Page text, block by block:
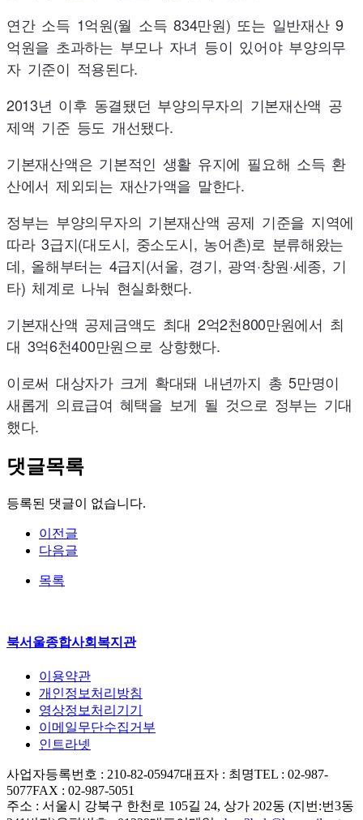
연간 소득 1억원(월 소득834만원) 또는 일반재산 9
억원을 초과하는 부모나 자녀 등이 있어야 부양의무
자 기준이 적용된다.
2013년 이후 동결됐던 부양의무자의 기본재산액 공
제액 기준 등도 개선됐다.
기본재산액은 기본적인 생활 유지에 필요해 소득 환
산에서 제외되는 재산가액을 말한다.
정부는 부양의무자의 기본재산액 공제 기준을 지역에
따라 3급지(대도시, 중소도시, 농어촌)로 분류해왔는
데, 올해부터는 4급지(서울, 경기, 광역·창원·세종, 기
타) 체계로 나눠 현실화했다.
기본재산액 공제금액도 최대 2억2천800만원에서 최
대 3억6천400만원으로 상향했다.
이로써 대상자가 크게 확대돼 내년까지 총 5만명이
새롭게 의료급여 혜택을 보게 될 것으로 정부는 기대
했다.
댓글목록
등록된 댓글이 없습니다.
이전글
다음글
목록
북서울종합사회복지관
이용약관
개인정보처리방침
영상정보처리기기
이메일무단수집거부
인트라넷
사업자등록번호 : 210-82-05947대표자 : 최명TEL : 02-987-
5077FAX : 02-987-5051
주소 : 서울시 강북구 한천로 105길 24, 상가 202동 (지번:번3동